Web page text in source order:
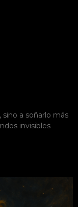
a soñarlo más
invisibles